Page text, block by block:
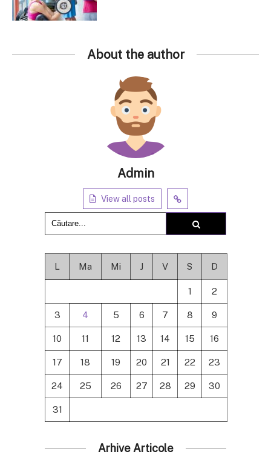
About the author
Admin
View all posts
L Ma Mi J V S D
1 2
3 4 5 6 7 8 9
10 11 12 13 14 15 16
17 18 19 20 21 22 23
24 25 26 27 28 29 30
31
Arhive Articole